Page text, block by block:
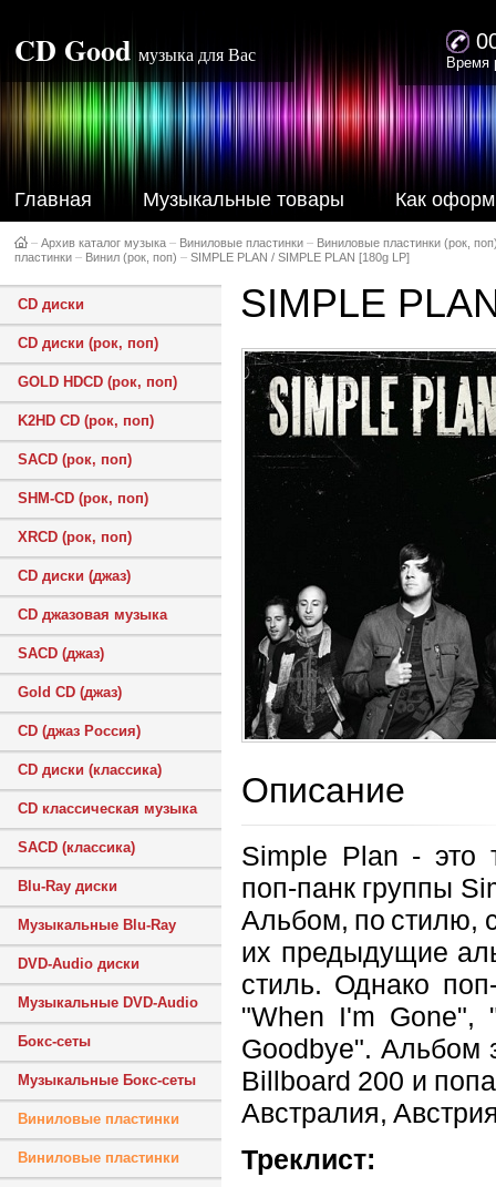
CD Good музыка для Вас Время
Главная Музыкальные товары Как
– Архив каталог музыка – Виниловые пластинки – Виниловые пластинки (рок,
пластинки – Винил (рок, поп) – SIMPLE PLAN / SIMPLE PLAN [180g LP]
CD диски
CD диски (рок, поп)
GOLD HDCD (рок, поп)
K2HD CD (рок, поп)
SACD (рок, поп)
SHM-CD (рок, поп)
XRCD (рок, поп)
CD диски (джаз)
CD джазовая музыка
SACD (джаз)
Gold CD (джаз)
CD (джаз Россия)
CD диски (классика)
CD классическая музыка
SACD (классика)
Blu-Ray диски
Музыкальные Blu-Ray
DVD-Audio диски
Музыкальные DVD-Audio
Бокс-сеты
Музыкальные Бокс-сеты
Виниловые пластинки
Виниловые пластинки
SIMPLE
Описание
Simple Plan - это
поп-панк группы
Альбом, по стилю,
их предыдущие
стиль. Однако
"When I'm Gone",
Goodbye". Альбом
Billboard 200 и
Австралия,
Треклист: